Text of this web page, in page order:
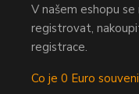
V našem eshopu
registrovat,
registrace.
Co je 0 Euro